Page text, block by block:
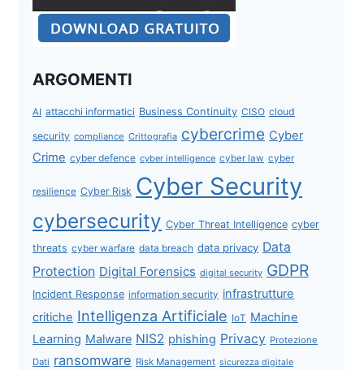
ARGOMENTI
AI attacchi informatici Business Continuity CISO cloud
security compliance Crittografia cybercrime Cyber
Crime cyber defence cyber intelligence cyber law cyber
resilience Cyber Risk Cyber Security
cybersecurity Cyber Threat Intelligence cyber
threats cyber warfare data breach data privacy Data
Protection Digital Forensics digital security GDPR
Incident Response information security infrastrutture
critiche Intelligenza Artificiale IoT Machine
Learning Malware NIS2 phishing Privacy Protezione
Dati ransomware Risk Management sicurezza digitale